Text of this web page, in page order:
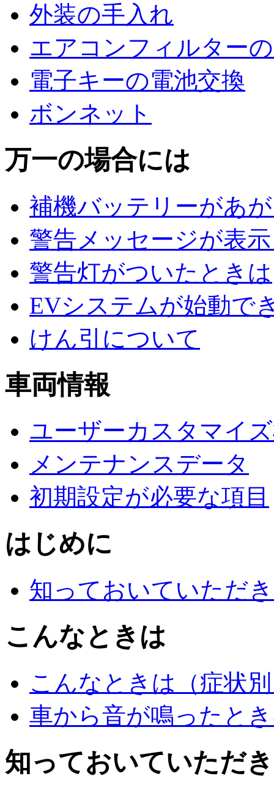
外装の手入れ
エアコンフィルター
電子キーの電池交換
ボンネット
万一の場合には
補機バッテリーがあ
警告メッセージが表
警告灯がついたときは
EVシステムが始動で
けん引について
車両情報
ユーザーカスタマイ
メンテナンスデータ
初期設定が必要な項目
はじめに
知っておいていただ
こんなときは
こんなときは（症状
車から音が鳴ったと
知っておいていただ